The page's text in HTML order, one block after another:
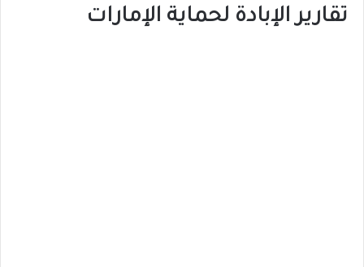
تقارير الإبادة لحماية الإمارات